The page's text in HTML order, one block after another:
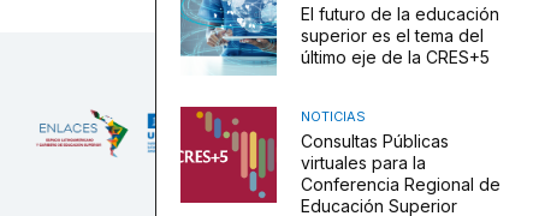
El futuro de la educación
superior es el tema del
último eje de la CRES+5
NOTICIAS
Consultas Públicas
virtuales para la
Conferencia Regional de
Educación Superior